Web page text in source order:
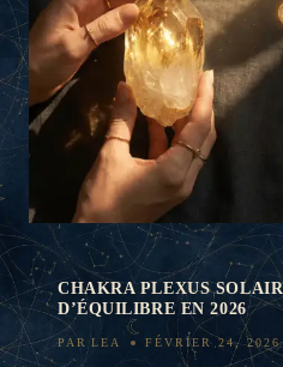
CHAKRA PLEXUS
D’ÉQUILIBRE EN 2026
PAR LEA FÉVRIER 24, 2026